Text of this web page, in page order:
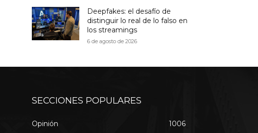
Deepfakes: el desafío de
distinguir lo real de lo falso en
los streamings
6 de agosto de 2026
SECCIONES POPULARES
Opinión
1006